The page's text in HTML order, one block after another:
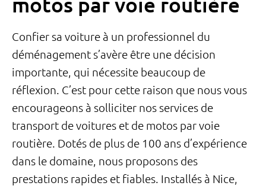
Confier sa voiture à un professionnel du
déménagement s’avère être une décision
importante, qui nécessite beaucoup de
réflexion. C’est pour cette raison que nous vous
encourageons à solliciter nos services de
transport de voitures et de motos par voie
routière. Dotés de plus de 100 ans d’expérience
dans le domaine, nous proposons des
prestations rapides et fiables. Installés à Nice,